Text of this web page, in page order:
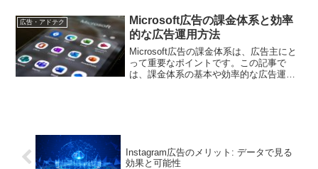
せることができます。本記事では、各指
標の微妙な違いと、効果的な活用方法を
徹底解説します
広告・アドテク
Microsoft広告の課金体系と効率
的な広告運用方法
Microsoft広告の課金体系は、広告主にと
って重要なポイントです。この記事で
は、課金体系の基本や効率的な広告運用
Instagram広告のメリット: データで見る
効果と可能性